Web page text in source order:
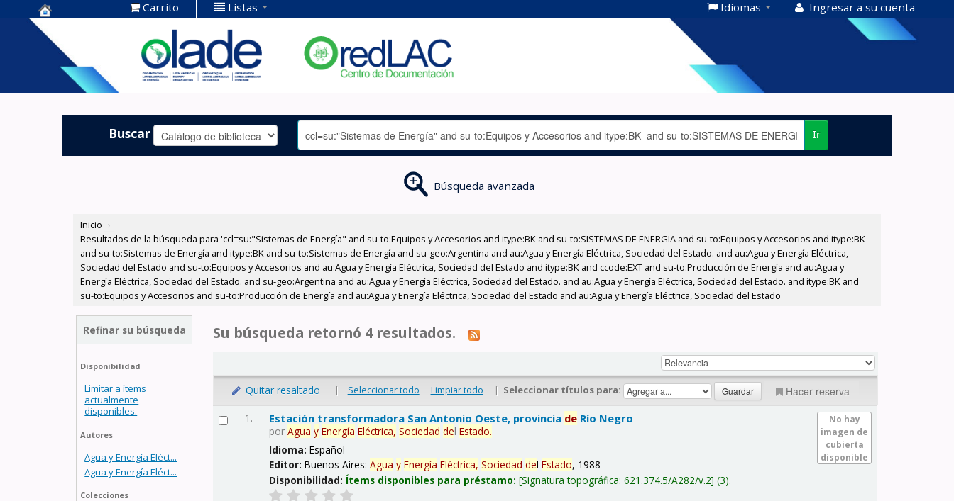
Centro de
Documentación
OLADE -
Carrito Listas Idiomas Ingresar a su cuenta
Buscar Ir
Búsqueda avanzada
Inicio ›
Resultados de la búsqueda para 'ccl=su:"Sistemas de Energía" and su-to:Equipos y Accesorios and itype:BK and su-to:SISTEMAS DE ENERGIA and su-to:Equipos y Accesorios and itype:BK
and su-to:Sistemas de Energía and itype:BK and su-to:Sistemas de Energía and su-geo:Argentina and au:Agua y Energía Eléctrica, Sociedad del Estado. and au:Agua y Energía Eléctrica,
Sociedad del Estado and su-to:Equipos y Accesorios and au:Agua y Energía Eléctrica, Sociedad del Estado and itype:BK and ccode:EXT and su-to:Producción de Energía and au:Agua y
Energía Eléctrica, Sociedad del Estado. and su-geo:Argentina and au:Agua y Energía Eléctrica, Sociedad del Estado. and au:Agua y Energía Eléctrica, Sociedad del Estado. and itype:BK and
su-to:Equipos y Accesorios and su-to:Producción de Energía and au:Agua y Energía Eléctrica, Sociedad del Estado and au:Agua y Energía Eléctrica, Sociedad del Estado'
Refinar su búsqueda
Disponibilidad
Limitar a ítems
actualmente
disponibles.
Autores
Agua y Energía Eléct...
Agua y Energía Eléct...
Colecciones
Su búsqueda retornó 4 resultados.
Quitar resaltado | Seleccionar todo Limpiar todo | Seleccionar títulos para: Hacer reserva
1.
No hay
imagen de
cubierta
disponible
Estación transformadora San Antonio Oeste, provincia de Río Negro
porAgua y Energía Eléctrica, Sociedad delEstado.
Idioma:Español
Editor:Buenos Aires:Agua y Energía Eléctrica, Sociedad delEstado, 1988
Disponibilidad: Ítems disponibles para préstamo: Signatura topográfica:621.374.5/A282/v.2 (3).